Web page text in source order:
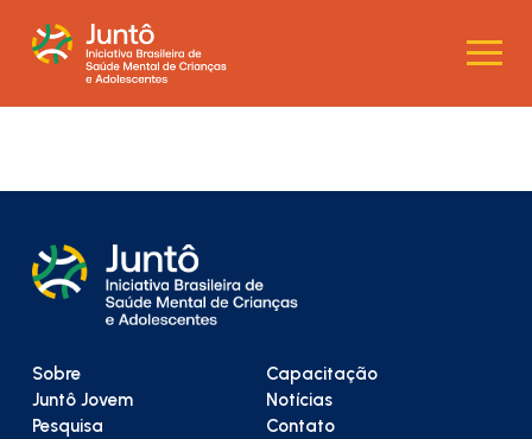
Sobre
Capacitação
Juntô Jovem
Notícias
Pesquisa
Contato